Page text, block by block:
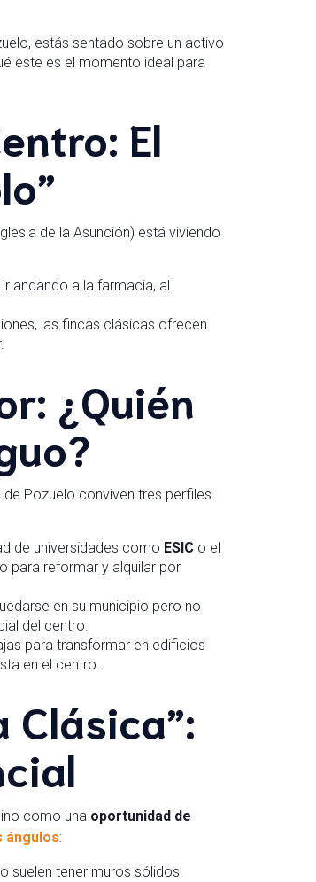
estás sentado sobre un activo
este es el momento ideal para
El
de la Asunción) está viviendo
andando a la farmacia, al
las fincas clásicas ofrecen
¿Quién
Pozuelo conviven tres perfiles
de universidades como ESICo el
para reformar y alquilar por
en su municipio pero no
del centro.
para transformar en edificios
en el centro.
Clásica”:
como una oportunidad de
ángulos:
suelen tener muros sólidos.